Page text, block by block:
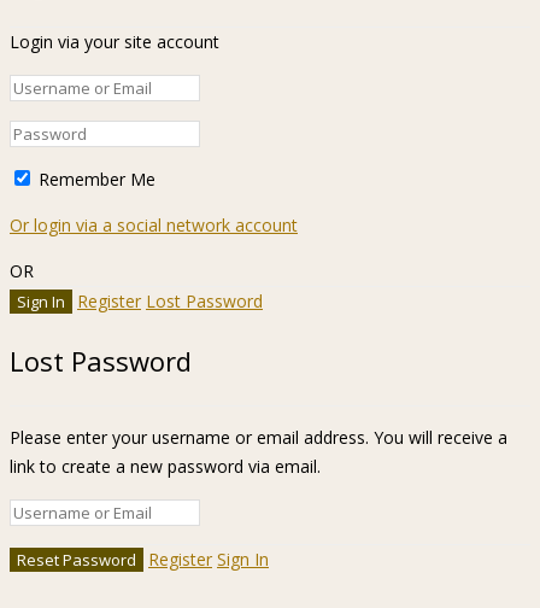
Login via your site account
Remember Me
Or login via a social network account
OR
Register Lost Password
Lost Password
Please enter your username or email address. You will receive a
link to create a new password via email.
Register Sign In